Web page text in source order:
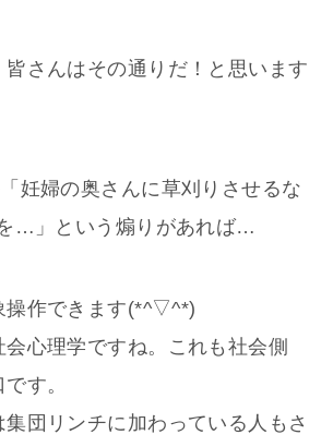
皆さんはその通りだ！と思います
妊婦の奥さんに草刈りさせるな
…」という煽りがあれば…
操作できます(*^▽^*)
会心理学ですね。これも社会側
す。
団リンチに加わっている人もさ